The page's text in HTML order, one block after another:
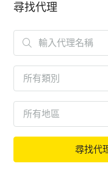
尋找代理
所有類別
所有地區
尋找代